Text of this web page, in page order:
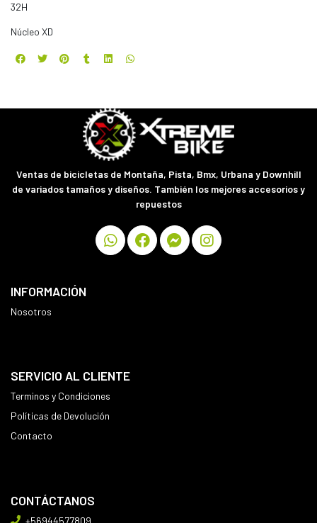
32H
Núcleo XD
Ventas de bicicletas de Montaña, Pista, Bmx, Urbana y Downhill
de variados tamaños y diseños. También los mejores accesorios y
repuestos
INFORMACIÓN
Nosotros
SERVICIO AL CLIENTE
Terminos y Condiciones
Políticas de Devolución
Contacto
CONTÁCTANOS
+56944577809